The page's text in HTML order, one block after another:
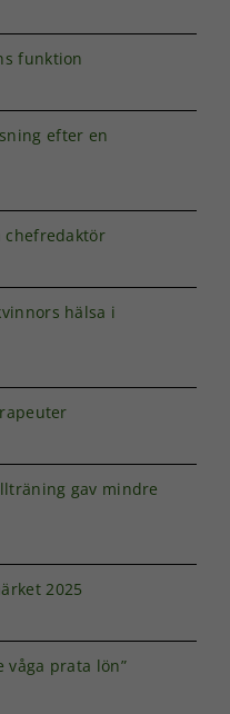
funktion
efter en
chefredaktör
hälsa i
gav mindre
2025
våga prata lön”